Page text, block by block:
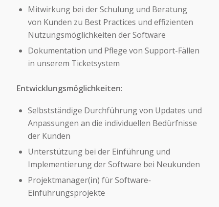
Mitwirkung bei der Schulung und Beratung
von Kunden zu Best Practices und effizienten
Nutzungsmöglichkeiten der Software
Dokumentation und Pflege von Support-Fällen
in unserem Ticketsystem
Entwicklungsmöglichkeiten:
Selbstständige Durchführung von Updates und
Anpassungen an die individuellen Bedürfnisse
der Kunden
Unterstützung bei der Einführung und
Implementierung der Software bei Neukunden
Projektmanager(in) für Software-
Einführungsprojekte